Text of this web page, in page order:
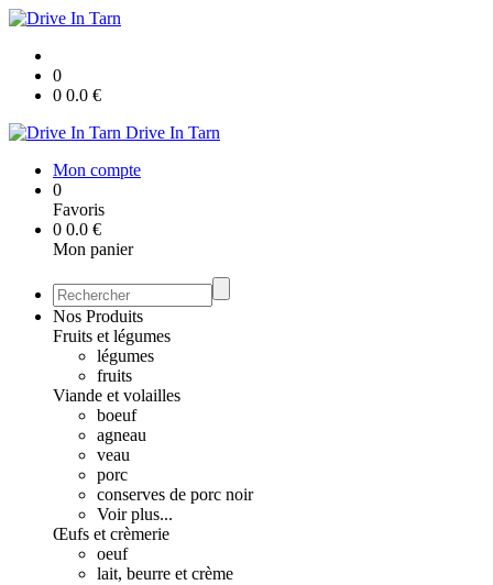
0
0 0.0 €
Drive In Tarn
Mon compte
0
Favoris
0 0.0 €
Mon panier
Nos Produits
Fruits et légumes
légumes
fruits
Viande et volailles
boeuf
agneau
veau
porc
conserves de porc noir
Voir plus...
Œufs et crèmerie
oeuf
lait, beurre et crème